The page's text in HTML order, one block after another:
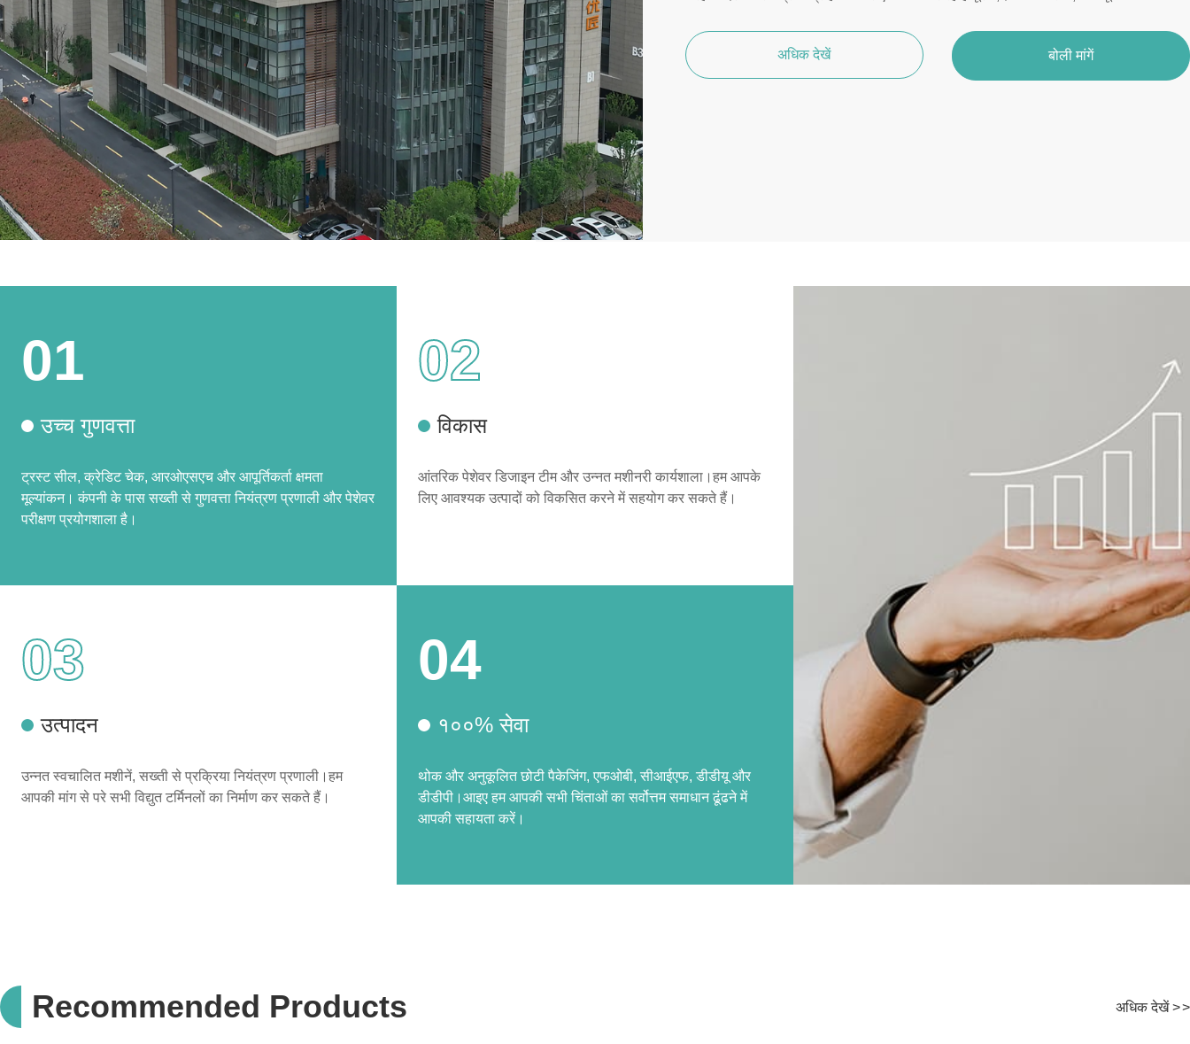
अधिक देखें बोली मांगें
01
उच्च गुणवत्ता
ट्रस्ट सील, क्रेडिट चेक, आरओएसएच और आपूर्तिकर्ता क्षमता
मूल्यांकन। कंपनी के पास सख्ती से गुणवत्ता नियंत्रण प्रणाली और पेशेवर
परीक्षण प्रयोगशाला है।
02
विकास
आंतरिक पेशेवर डिजाइन टीम और उन्नत मशीनरी कार्यशाला।हम आपके
लिए आवश्यक उत्पादों को विकसित करने में सहयोग कर सकते हैं।
03
उत्पादन
उन्नत स्वचालित मशीनें, सख्ती से प्रक्रिया नियंत्रण प्रणाली।हम
आपकी मांग से परे सभी विद्युत टर्मिनलों का निर्माण कर सकते हैं।
04
१००% सेवा
थोक और अनुकूलित छोटी पैकेजिंग, एफओबी, सीआईएफ, डीडीयू और
डीडीपी।आइए हम आपकी सभी चिंताओं का सर्वोत्तम समाधान ढूंढने में
आपकी सहायता करें।
Recommended Products अधिक देखें>>